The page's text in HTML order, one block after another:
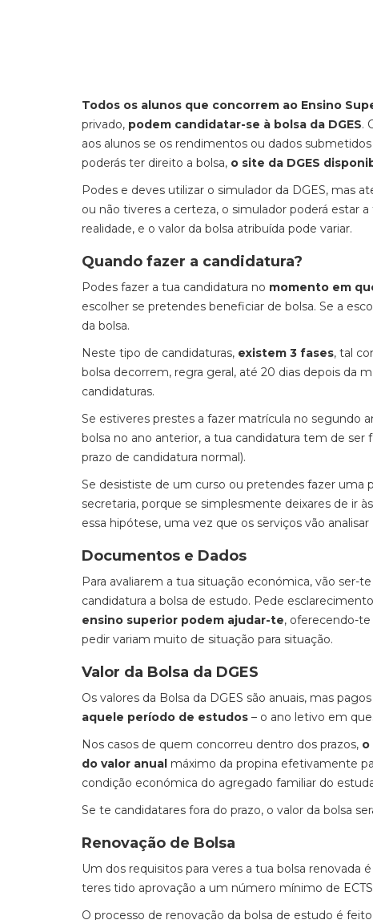
Todos os alunos que concorrem ao Ensino
privado, podem candidatar-se à bolsa da DGES.
aos alunos se os rendimentos ou dados
poderás ter direito a bolsa, o site da DGES
Podes e deves utilizar o simulador da DGES, mas
ou não tiveres a certeza, o simulador poderá estar
realidade, e o valor da bolsa atribuída pode variar.
Quando fazer a candidatura?
Podes fazer a tua candidatura no momento em
escolher se pretendes beneficiar de bolsa. Se a
da bolsa.
Neste tipo de candidaturas, existem 3 fases, tal
bolsa decorrem, regra geral, até 20 dias depois da
candidaturas.
Se estiveres prestes a fazer matrícula no segundo
bolsa no ano anterior, a tua candidatura tem de ser
prazo de candidatura normal).
Se desististe de um curso ou pretendes fazer uma
secretaria, porque se simplesmente deixares de ir
essa hipótese, uma vez que os serviços vão
Documentos e Dados
Para avaliarem a tua situação económica, vão ser-
candidatura a bolsa de estudo. Pede
ensino superior podem ajudar-te, oferecendo-
pedir variam muito de situação para situação.
Valor da Bolsa da DGES
Os valores da Bolsa da DGES são anuais, mas
aquele período de estudos – o ano letivo em
Nos casos de quem concorreu dentro dos prazos, o
do valor anual máximo da propina efetivamente
condição económica do agregado familiar do
Se te candidatares fora do prazo, o valor da bolsa
Renovação de Bolsa
Um dos requisitos para veres a tua bolsa renovada
teres tido aprovação a um número mínimo de
O processo de renovação da bolsa de estudo é